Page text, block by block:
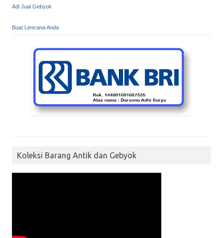
Adi Jual Gebyok
Buat Lencana Anda
Koleksi Barang Antik dan Gebyok